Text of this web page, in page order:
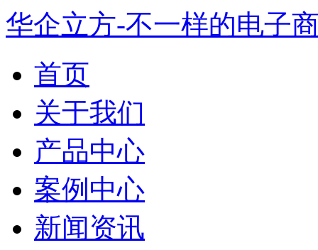
华企立方-不一样的电子
首页
关于我们
产品中心
案例中心
新闻资讯